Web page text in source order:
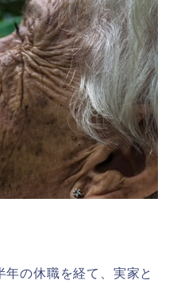
年の休職を経て、実家と